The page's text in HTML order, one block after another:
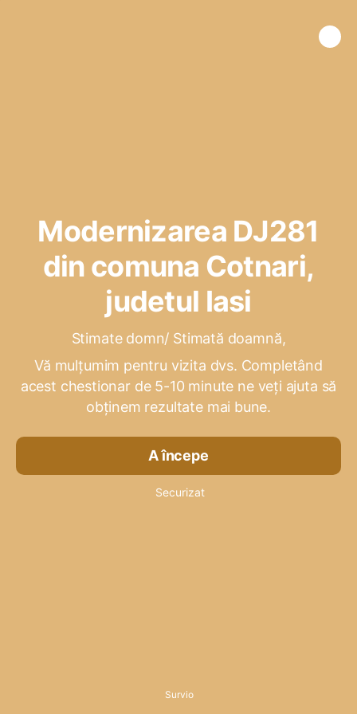
Modernizarea DJ281
din comuna Cotnari,
judetul Iasi
Stimate domn/ Stimată doamnă,
Vă mulțumim pentru vizita dvs. Completând
acest chestionar de 5-10 minute ne veți ajuta să
obținem rezultate mai bune.
A începe
Securizat
Survio